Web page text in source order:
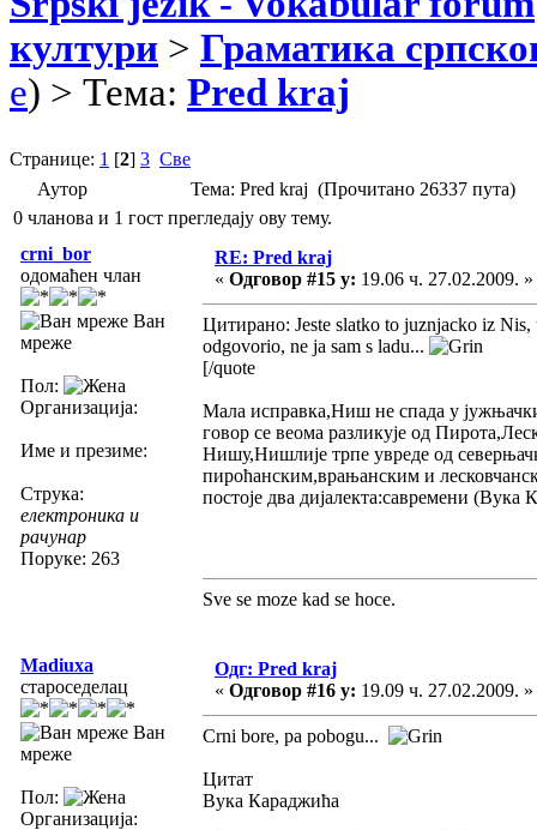
култури > Граматика
e) > Тема: Pred kraj
Странице: 1 [2] 3 Све
Аутор
Тема: Pred kraj (Прочитано 26337 пута)
0 чланова и 1 гост прегледају ову тему.
crni_bor
одомаћен члан
Ван
мреже
Пол:
Организација:
Име и презиме:
Струка:
електроника и
рачунар
Поруке: 263
RE: Pred kraj
« Одговор #15 у: 19.06 ч. 27.02.2009. »
Цитирано: Jeste slatko to juznjacko iz
odgovorio, ne ja sam s ladu...
[/quote
Мала исправка,Ниш не спада у
говор се веома разликује од
Нишу,Нишлије трпе увреде од
пироћанским,врањанским и
постоје два дијалекта:савремени
Sve se moze kad se hoce.
Madiuxa
староседелац
Ван
мреже
Пол:
Организација:
Одг: Pred kraj
« Одговор #16 у: 19.09 ч. 27.02.2009. »
Crni bore, pa pobogu...
Цитат
Вука Караджића